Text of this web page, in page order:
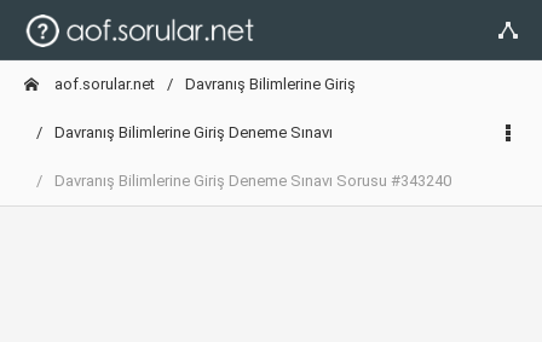
aof.sorular.net Davranış Bilimlerine Giriş
Davranış Bilimlerine Giriş Deneme Sınavı
Davranış Bilimlerine Giriş Deneme Sınavı Sorusu #343240